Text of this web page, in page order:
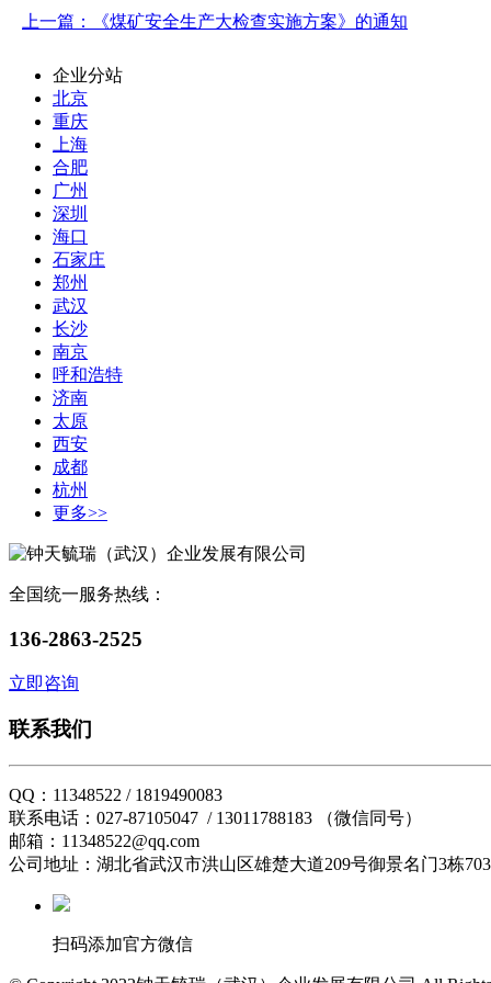
上一篇：《煤矿安全生产大检查实施方案》的通知
企业分站
北京
重庆
上海
合肥
广州
深圳
海口
石家庄
郑州
武汉
长沙
南京
呼和浩特
济南
太原
西安
成都
杭州
更多>>
全国统一服务热线：
136-2863-2525
立即咨询
联系我们
QQ：11348522 / 1819490083
联系电话：027-87105047 / 13011788183 （微信同号）
邮箱：11348522@qq.com
公司地址：湖北省武汉市洪山区雄楚大道209号御景名门3栋
扫码添加官方微信